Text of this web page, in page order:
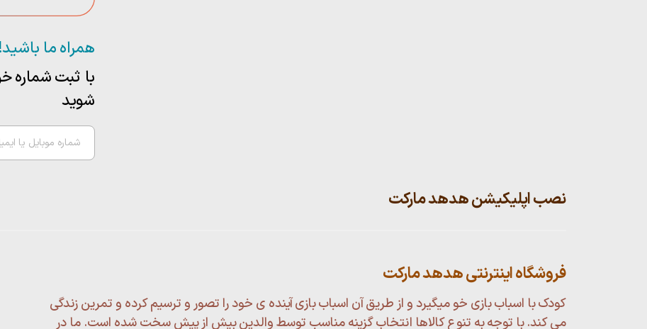
همراه ما باشید!
با ثبت شماره
شوید
نصب اپلیکیشن هدهد مارکت
فروشگاه اینترنتی هدهد مارکت
کودک با اسباب بازی خو میگیرد و از طریق آن اسباب بازی آینده ی خود را تصور و ترسیم کرده و تمرین زندگی
می کند. با توجه به تنوع کالاها انتخاب گزینه مناسب توسط والدین بیش از پیش سخت شده است. ما در